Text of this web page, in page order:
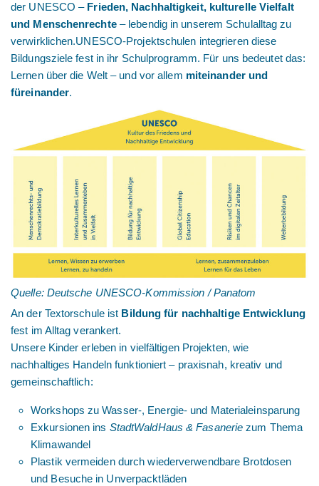
der UNESCO – Frieden, Nachhaltigkeit, kulturelle Vielfalt
und Menschenrechte– lebendig in unserem Schulalltag zu
verwirklichen.UNESCO-Projektschulen integrieren diese
Bildungsziele fest in ihr Schulprogramm. Für uns bedeutet das:
Lernen über die Welt – und vor allem miteinander und
füreinander.
Quelle: Deutsche UNESCO-Kommission / Panatom
An der Textorschule ist Bildung für nachhaltige Entwicklung
fest im Alltag verankert.
Unsere Kinder erleben in vielfältigen Projekten, wie
nachhaltiges Handeln funktioniert – praxisnah, kreativ und
gemeinschaftlich:
Workshops zu Wasser-, Energie- und Materialeinsparung
Exkursionen ins StadtWaldHaus & Fasanerie zum Thema
Klimawandel
Plastik vermeiden durch wiederverwendbare Brotdosen
und Besuche in Unverpacktläden